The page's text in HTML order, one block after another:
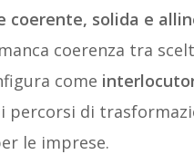
solida e
coerenza tra
come
percorsi di
le imprese.